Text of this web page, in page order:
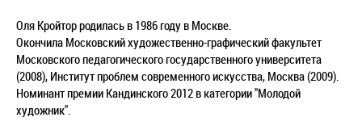
Оля Кройтор родилась в 1986 году в Москве.
Окончила Московский художественно-графический факультет
Московского педагогического государственного университета
(2008), Институт проблем современного искусства, Москва (2009).
Номинант премии Кандинского 2012 в категории "Молодой
художник".